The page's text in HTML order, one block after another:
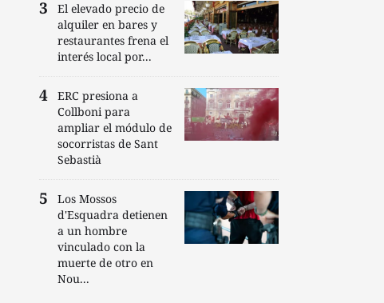
El elevado precio de
alquiler en bares y
restaurantes frena el
interés local por...
ERC presiona a
Collboni para
ampliar el módulo de
socorristas de Sant
Sebastià
Los Mossos
d'Esquadra detienen
a un hombre
vinculado con la
muerte de otro en
Nou...